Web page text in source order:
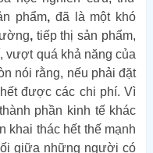
phẩm, đã là một khó
,tiếp thị sản phẩm,
vượt quá khả năng của
nói rằng, nếu phải đặt
được các chi phí. Vì
phần kinh tế khác
khai thác hết thế mạnh
giữa những người có